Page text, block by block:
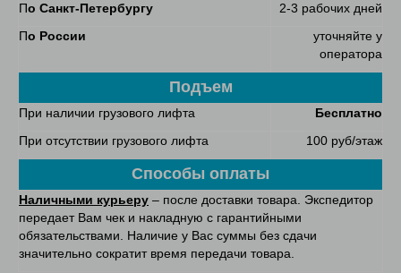
По Санкт-Петербургу
2-3 рабочих дней
По России
уточняйте у
оператора
Подъем
При наличии грузового лифта
Бесплатно
При отсутствии грузового лифта
100 руб/этаж
Способы оплаты
Наличными курьеру – после доставки товара. Экспедитор
передает Вам чек и накладную с гарантийными
обязательствами. Наличие у Вас суммы без сдачи
значительно сократит время передачи товара.